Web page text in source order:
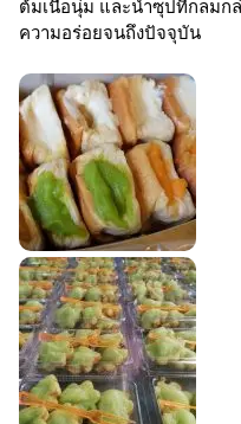
ต้มเนื้อนุ่ม และน้ำซุปที่กลมก
ความอร่อยจนถึงปัจจุบัน